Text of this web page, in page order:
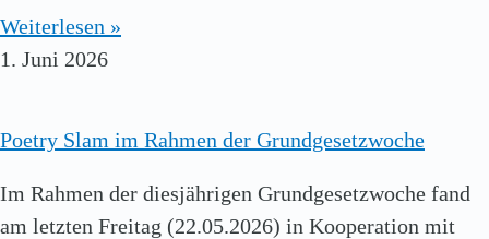
Weiterlesen »
1. Juni 2026
Poetry Slam im Rahmen der Grundgesetzwoche
Im Rahmen der diesjährigen Grundgesetzwoche fand
am letzten Freitag (22.05.2026) in Kooperation mit